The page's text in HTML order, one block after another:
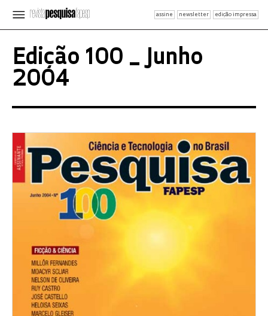
assine newsletter edição impressa
Edição 100 _ Junho
2004